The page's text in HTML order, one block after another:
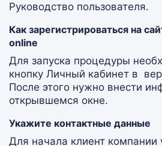
Руководство пользователя.
Как зарегистрироваться на
online
Для запуска процедуры
кнопку Личный кабинет в
После этого нужно внести
открывшемся окне.
Укажите контактные данные
Для начала клиент компании